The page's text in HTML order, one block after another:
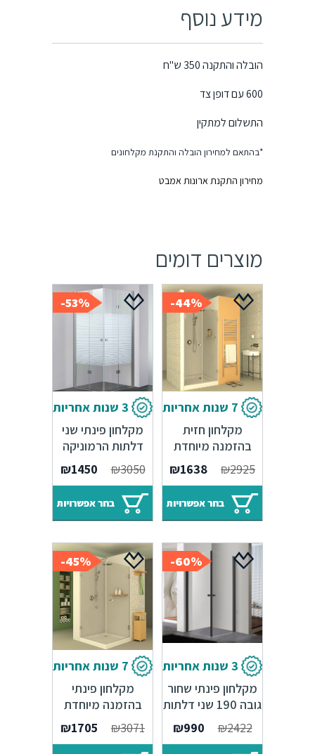
מידע נוסף
הובלה והתקנה 350 ש"ח
600 עם דופן צד
התשלום למתקין
*בהתאם למחירון הובלה והתקנת מקלחונים
מחירון התקנת ארונות אמבט
מוצרים דומים
44%-
7 שנות אחריות
מקלחון חזית
בהזמנה מיוחדת
קבוע ודלת
₪2925
₪1638
בחר אפשרויות
53%-
3 שנות אחריות
מקלחון פינתי שני
דלתות הרמוניקה
מידות לבחירה
₪3050
₪1450
בחר אפשרויות
60%-
3 שנות אחריות
מקלחון פינתי שחור
גובה 190 שני דלתות
BLACK LINE
₪2422
₪990
45%-
7 שנות אחריות
מקלחון פינתי
בהזמנה מיוחדת
קבוע ודלת
₪3071
₪1705